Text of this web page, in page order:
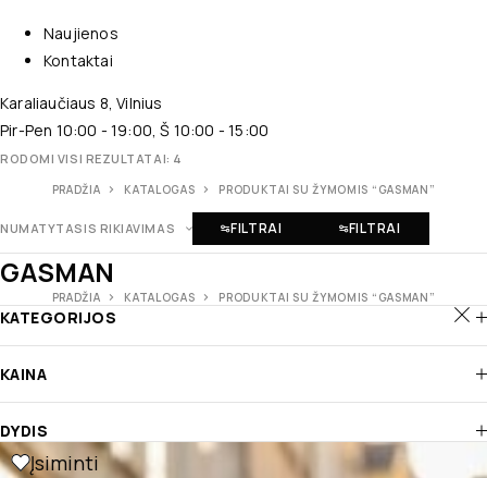
Naujienos
Kontaktai
Karaliaučiaus 8, Vilnius
Pir-Pen 10:00 - 19:00, Š 10:00 - 15:00
RODOMI VISI REZULTATAI: 4
PRADŽIA KATALOGAS PRODUKTAI SU ŽYMOMIS “GASMAN”
NUMATYTASIS RIKIAVIMAS FILTRAI FILTRAI
GASMAN
PRADŽIA KATALOGAS PRODUKTAI SU ŽYMOMIS “GASMAN”
KATEGORIJOS
KAINA
DYDIS
Įsiminti